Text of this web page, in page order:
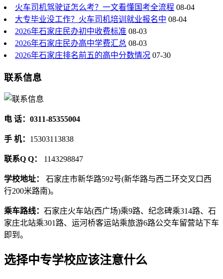
火车司机驾驶证怎么考？一文看懂国考全流程 08-04
大专毕业没工作？火车司机培训就业报名中 08-04
2026年石家庄民办初中收费标准 08-03
2026年石家庄民办高中学费汇总 08-03
2026年石家庄排名前五的高中分数情况 07-30
联系信息
电 话：0311-85355004
手 机： 15303113838
联系Q Q： 1143298847
学校地址： 石家庄市新华路592号(新华路与西二环交叉口西
行200米路南)。
乘车路线： 石家庄火车站(西广场)乘9路、纪念碑乘314路、石
家庄北站乘301路、运河桥客运站乘旅游6路公交车留营站下车
即到。
选择中专学校应该注意什么